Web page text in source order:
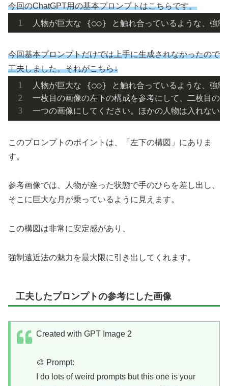
今回のChatGPT用の基本プロンプトはこちらです。
人物が巨大な {○○} と触れ合っているような、強制
今回基本プロンプトだけでは上手に生成されなかったので
工夫しました。それがこちら↓
人物が巨大な {○○} と触れ合っているような、強制
一枚目の画像の左下の構成を参考にして、二枚目の
一つの画像にしてください。ほかの人物は入れない
このプロンプトのポイントは、「左下の構図」にありま
す。
参考画像では、人物が座った状態で手のひらを差し出し、
そこに巨大な月が乗っているように見えます。
この構図は非常に安定感があり、
強制遠近法の魅力を最大限に引き出してくれます。
工夫したプロンプトの参考にした画像
Created with GPT Image 2
🎨 Prompt:
I do lots of weird prompts but this one is your